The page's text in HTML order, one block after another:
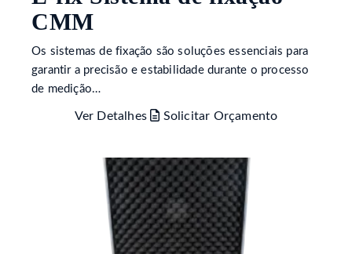
CMM
Os sistemas de fixação são soluções essenciais para
garantir a precisão e estabilidade durante o processo
de medição…
Ver Detalhes Solicitar Orçamento